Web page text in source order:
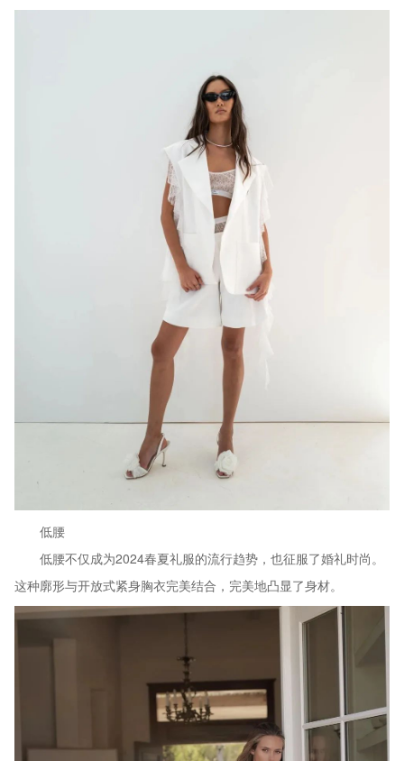
低腰
低腰不仅成为2024春夏礼服的流行趋势，也征服了婚礼时尚。
这种廓形与开放式紧身胸衣完美结合，完美地凸显了身材。